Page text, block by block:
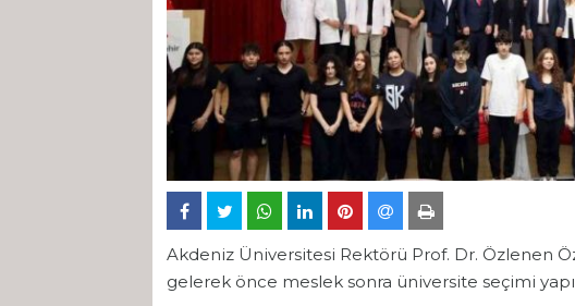
Akdeniz Üniversitesi Rektörü Prof. Dr. Özlenen
gelerek önce meslek sonra üniversite seçimi